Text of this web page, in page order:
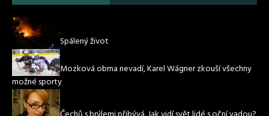
Spálený život
Mozková obrna nevadí, Karel Wágner zkouší všechny
možné sporty